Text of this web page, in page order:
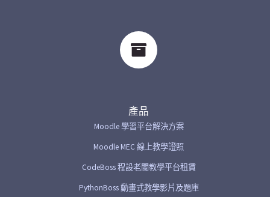
產品
Moodle 學習平台解決方案
Moodle MEC 線上教學證照
CodeBoss 程設老闆教學平台租賃
PythonBoss 動畫式教學影片及題庫